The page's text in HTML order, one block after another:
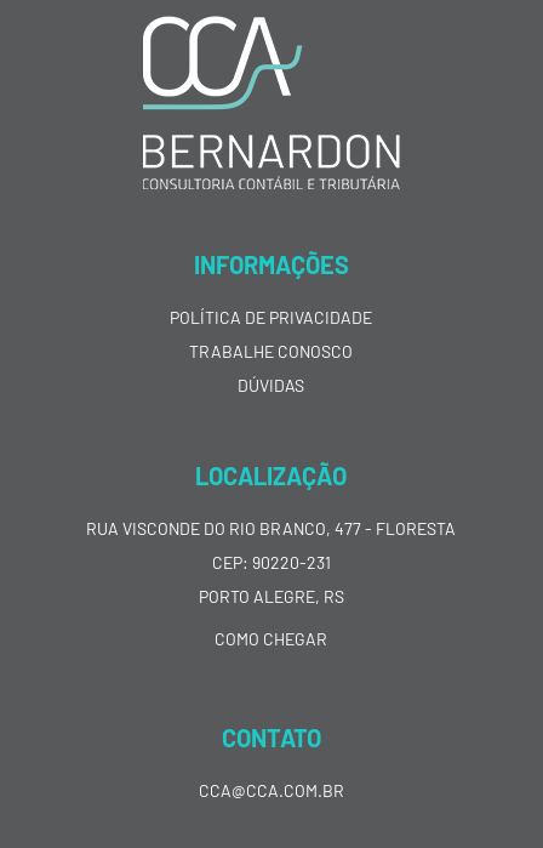
INFORMAÇÕES
POLÍTICA DE PRIVACIDADE
TRABALHE CONOSCO
DÚVIDAS
LOCALIZAÇÃO
RUA VISCONDE DO RIO BRANCO, 477 - FLORESTA
CEP: 90220-231
PORTO ALEGRE, RS
COMO CHEGAR
CONTATO
CCA@CCA.COM.BR